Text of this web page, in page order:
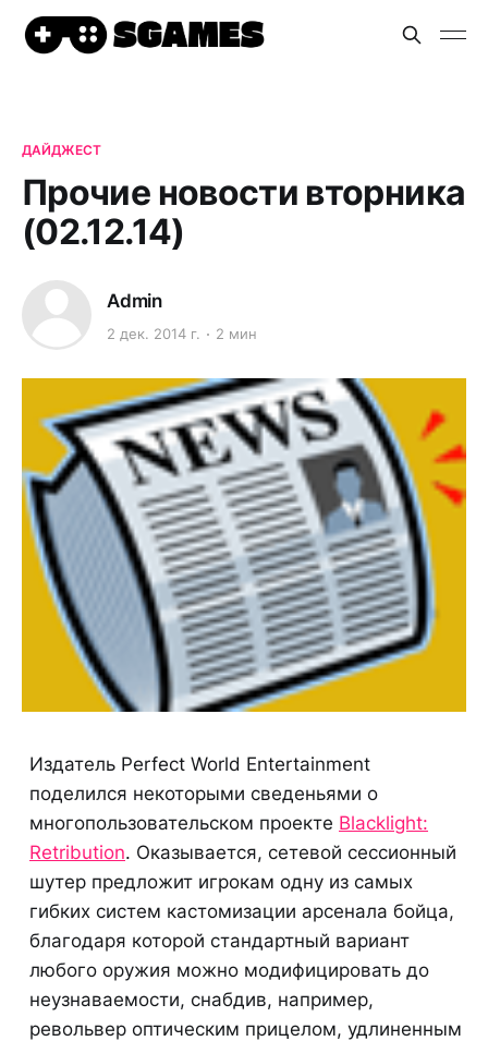
ДАЙДЖЕСТ
Прочие новости вторника
(02.12.14)
Admin
2 дек. 2014 г. 2 мин
Издатель Perfect World Entertainment
поделился некоторыми сведеньями о
многопользовательском проекте Blacklight:
Retribution. Оказывается, сетевой сессионный
шутер предложит игрокам одну из самых
гибких систем кастомизации арсенала бойца,
благодаря которой стандартный вариант
любого оружия можно модифицировать до
неузнаваемости, снабдив, например,
револьвер оптическим прицелом, удлиненным